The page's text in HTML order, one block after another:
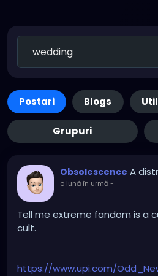
Postari Blogs
Grupuri
Obsolescence A
o lună în urmă-
Tell me extreme fandom is a
cult.
https://www.upi.com/